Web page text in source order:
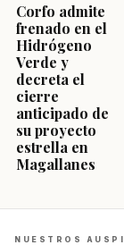
Corfo admite
frenado en el
Hidrógeno
Verde y
decreta el
cierre
anticipado de
su proyecto
estrella en
Magallanes
NUESTROS